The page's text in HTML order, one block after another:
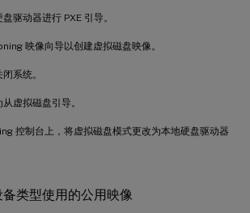
驱动器进行 PXE 引导。
映像向导以创建虚拟磁盘映像。
系统。
虚拟磁盘引导。
控制台上，将虚拟磁盘模式更改为本地硬盘驱动器
类型使用的公用映像